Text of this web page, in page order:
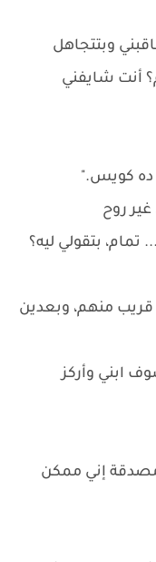
وبتتجاهل
أنت شايفني
ده كويس."
روح
تمام، بتقولي ليه؟
منهم، وبعدين
ابني وأركز
مصدقة إني ممكن